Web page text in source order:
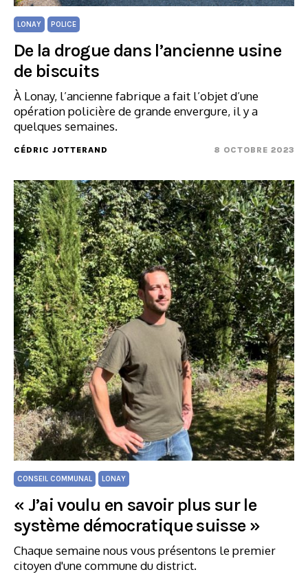
LONAY POLICE
De la drogue dans l’ancienne usine
de biscuits
À Lonay, l’ancienne fabrique a fait l’objet d’une
opération policière de grande envergure, il y a
quelques semaines.
CÉDRIC JOTTERAND 8 OCTOBRE 2023
CONSEIL COMMUNAL LONAY
« J’ai voulu en savoir plus sur le
système démocratique suisse »
Chaque semaine nous vous présentons le premier
citoyen d'une commune du district.